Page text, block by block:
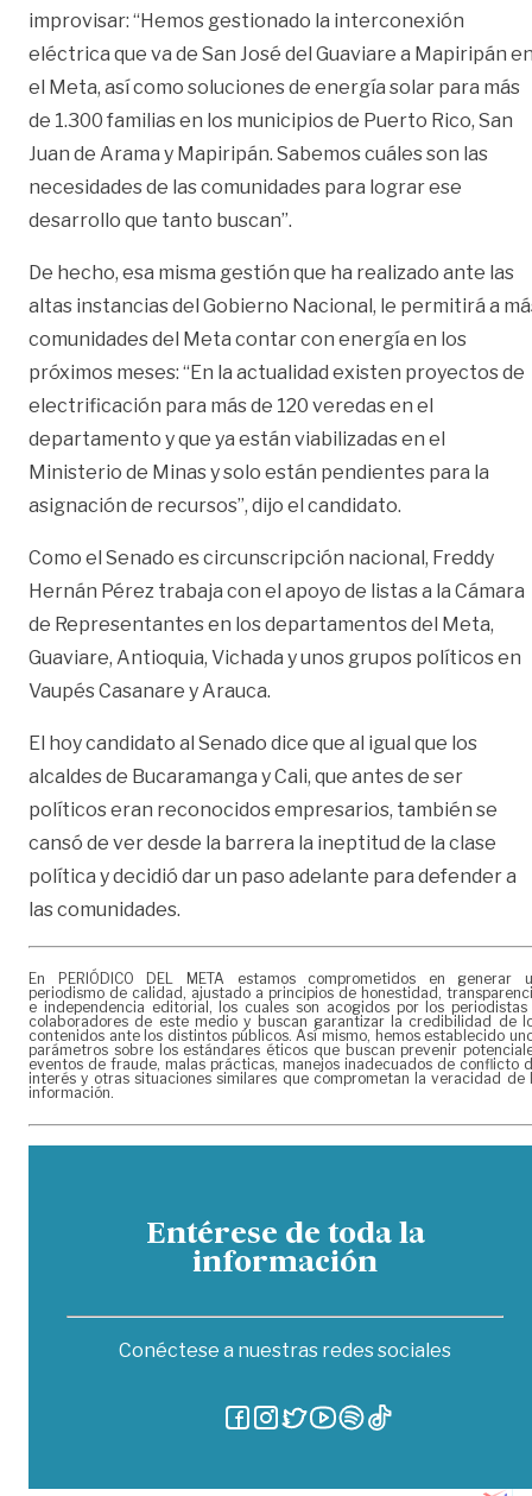
improvisar: “Hemos gestionado la interconexión
eléctrica que va de San José del Guaviare a Mapiripán
el Meta, así como soluciones de energía solar para más
de 1.300 familias en los municipios de Puerto Rico, San
Juan de Arama y Mapiripán. Sabemos cuáles son las
necesidades de las comunidades para lograr ese
desarrollo que tanto buscan”.
De hecho, esa misma gestión que ha realizado ante las
altas instancias del Gobierno Nacional, le permitirá a
comunidades del Meta contar con energía en los
próximos meses: “En la actualidad existen proyectos de
electrificación para más de 120 veredas en el
departamento y que ya están viabilizadas en el
Ministerio de Minas y solo están pendientes para la
asignación de recursos”, dijo el candidato.
Como el Senado es circunscripción nacional, Freddy
Hernán Pérez trabaja con el apoyo de listas a la Cámara
de Representantes en los departamentos del Meta,
Guaviare, Antioquia, Vichada y unos grupos políticos en
Vaupés Casanare y Arauca.
El hoy candidato al Senado dice que al igual que los
alcaldes de Bucaramanga y Cali, que antes de ser
políticos eran reconocidos empresarios, también se
cansó de ver desde la barrera la ineptitud de la clase
política y decidió dar un paso adelante para defender a
las comunidades.
En PERIÓDICO DEL META estamos comprometidos en generar
periodismo de calidad, ajustado a principios de honestidad,
e independencia editorial, los cuales son acogidos por los periodistas
colaboradores de este medio y buscan garantizar la credibilidad de
contenidos ante los distintos públicos. Así mismo, hemos establecido
parámetros sobre los estándares éticos que buscan prevenir
eventos de fraude, malas prácticas, manejos inadecuados de conflicto
interés y otras situaciones similares que comprometan la veracidad de
información.
Entérese de toda la
información
Conéctese a nuestras redes sociales